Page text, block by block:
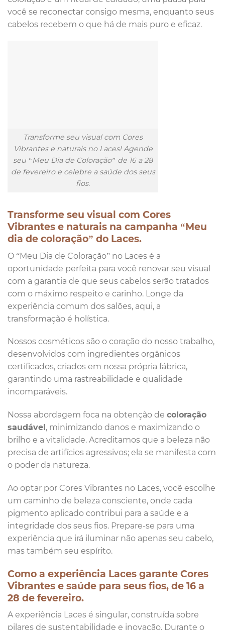
você se reconectar consigo mesma, enquanto seus
cabelos recebem o que há de mais puro e eficaz.
Transforme seu visual com Cores
Vibrantes e naturais no Laces! Agende
seu “Meu Dia de Coloração” de 16 a 28
de fevereiro e celebre a saúde dos seus
fios.
Transforme seu visual com Cores
Vibrantes e naturais na campanha “Meu
dia de coloração” do Laces.
O “Meu Dia de Coloração” no Laces é a
oportunidade perfeita para você renovar seu visual
com a garantia de que seus cabelos serão tratados
com o máximo respeito e carinho. Longe da
experiência comum dos salões, aqui, a
transformação é holística.
Nossos cosméticos são o coração do nosso trabalho,
desenvolvidos com ingredientes orgânicos
certificados, criados em nossa própria fábrica,
garantindo uma rastreabilidade e qualidade
incomparáveis.
Nossa abordagem foca na obtenção de coloração
saudável, minimizando danos e maximizando o
brilho e a vitalidade. Acreditamos que a beleza não
precisa de artifícios agressivos; ela se manifesta com
o poder da natureza.
Ao optar por Cores Vibrantes no Laces, você escolhe
um caminho de beleza consciente, onde cada
pigmento aplicado contribui para a saúde e a
integridade dos seus fios. Prepare-se para uma
experiência que irá iluminar não apenas seu cabelo,
mas também seu espírito.
Como a experiência Laces garante Cores
Vibrantes e saúde para seus fios, de 16 a
28 de fevereiro.
A experiência Laces é singular, construída sobre
pilares de sustentabilidade e inovação. Durante o